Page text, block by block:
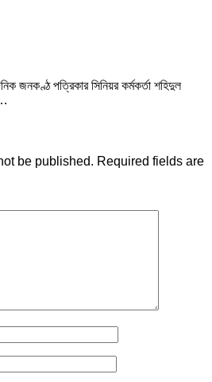
জনকণ্ঠ পত্রিকার সিনিয়র কর্মকর্তা শহিদুল
be published. Required fields are